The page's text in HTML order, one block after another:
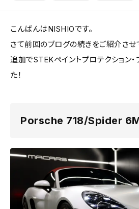
こんばんはNISHIOです。
さて前回のブログの続きをご紹介させ
追加でSTEKペイントプロテクション
た！
Porsche 718/Spider